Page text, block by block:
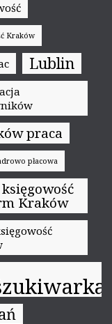
Kraków
Lublin
praca
płacowa
księgowość
Kraków